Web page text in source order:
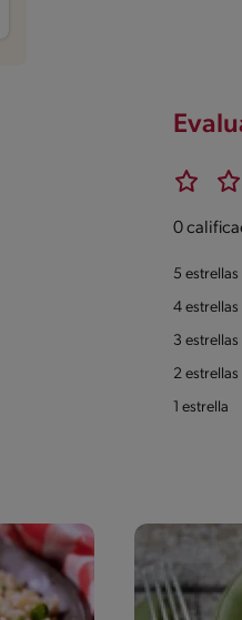
0
5 estrellas
4 estrellas
3 estrellas
2 estrellas
1 estrella